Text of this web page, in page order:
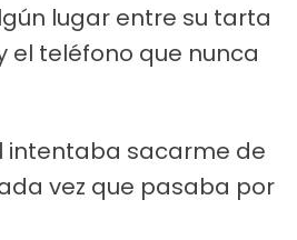
lugar entre su tarta
el teléfono que nunca
intentaba sacarme de
vez que pasaba por